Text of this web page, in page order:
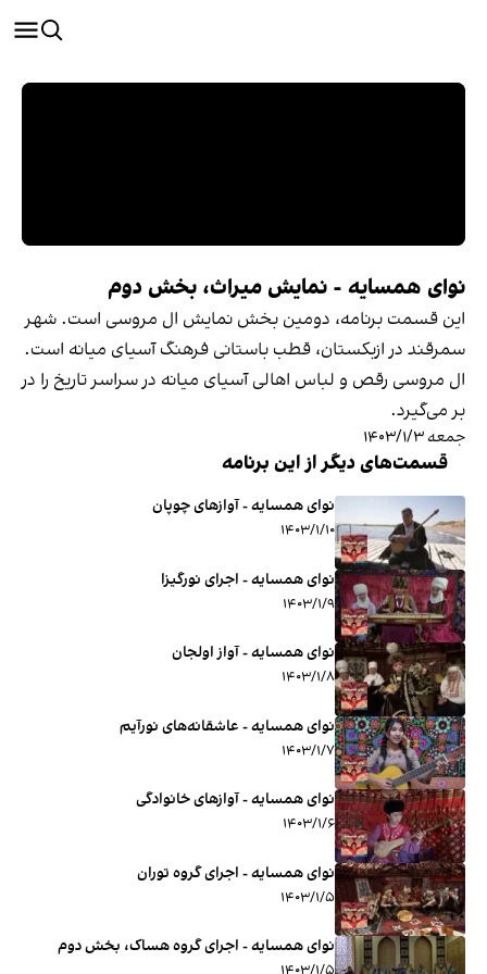
نوای همسایه - نمایش میراث، بخش دوم
این قسمت برنامه، دومین بخش نمایش ال مروسی است. شهر
سمرقند در ازبکستان، قطب باستانی فرهنگ آسیای میانه است.
ال مروسی رقص و لباس اهالی آسیای میانه در سراسر تاریخ را در
بر می‌گیرد.
جمعه ۱۴۰۳/۱/۳
قسمت‌های دیگر از این برنامه
نوای همسایه - آوازهای چوپان
۱۴۰۳/۱/۱۰
نوای همسایه - اجرای نورگیزا
۱۴۰۳/۱/۹
نوای همسایه - آواز اولجان
۱۴۰۳/۱/۸
نوای همسایه - عاشقانه‌های نورآیم
۱۴۰۳/۱/۷
نوای همسایه - آوازهای خانوادگی
۱۴۰۳/۱/۶
نوای همسایه - اجرای گروه توران
۱۴۰۳/۱/۵
نوای همسایه - اجرای گروه هساک، بخش دوم